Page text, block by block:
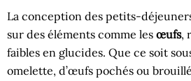
La conception des petits-
sur des éléments comme les œufs,
faibles en glucides. Que ce soit
omelette, d’œufs pochés ou